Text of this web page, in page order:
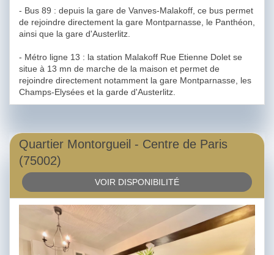
- Bus 89 : depuis la gare de Vanves-Malakoff, ce bus permet
de rejoindre directement la gare Montparnasse, le Panthéon,
ainsi que la gare d'Austerlitz.
- Métro ligne 13 : la station Malakoff Rue Etienne Dolet se
situe à 13 mn de marche de la maison et permet de
rejoindre directement notamment la gare Montparnasse, les
Champs-Elysées et la garde d'Austerlitz.
Quartier Montorgueil - Centre de Paris
(75002)
VOIR DISPONIBILITÉ